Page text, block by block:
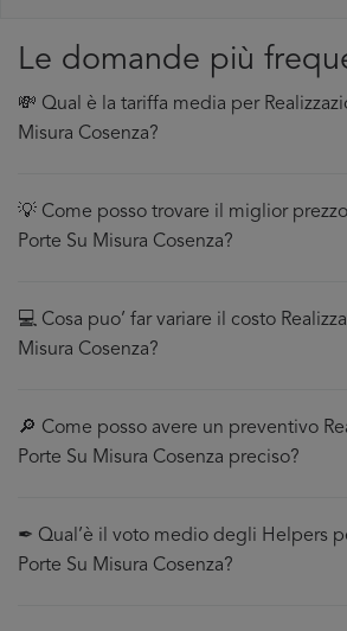
Le domande più
💸 Qual è la tariffa media per
Misura Cosenza?
💡 Come posso trovare il miglior
Porte Su Misura Cosenza?
💻 Cosa puo’ far variare il costo
Misura Cosenza?
🔎 Come posso avere un preventivo
Porte Su Misura Cosenza preciso?
✒ Qual’è il voto medio degli Helpers
Porte Su Misura Cosenza?